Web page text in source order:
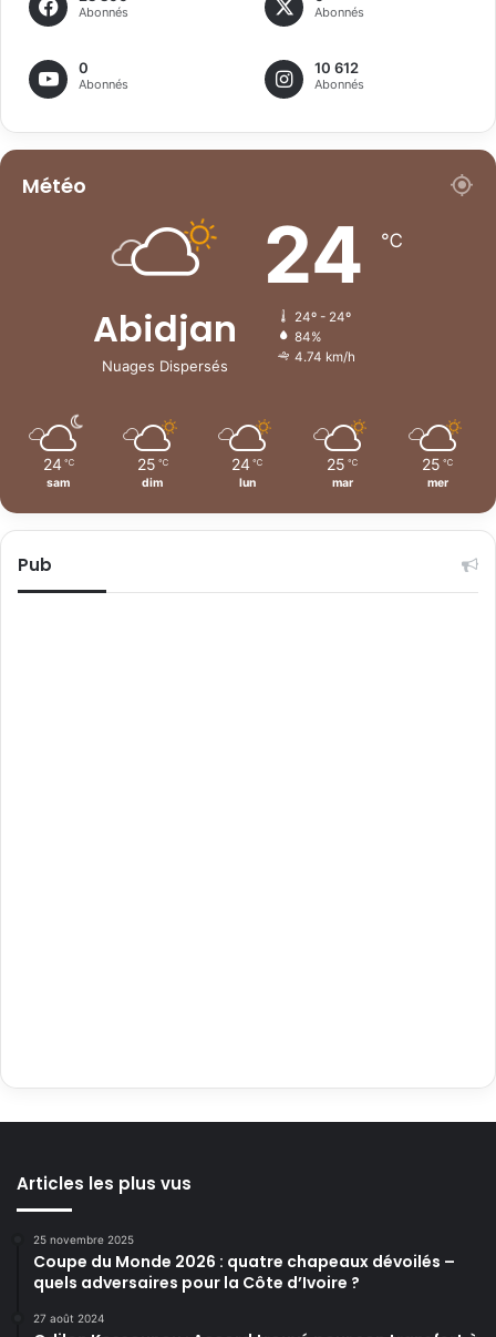
Abonnés Abonnés
0
Abonnés
10 612
Abonnés
Météo
Abidjan
Nuages Dispersés
24 ℃
24º - 24º
84%
4.74 km/h
24 ℃
sam
25 ℃
dim
24 ℃
lun
25 ℃
mar
25 ℃
mer
Pub
Articles les plus vus
25 novembre 2025
Coupe du Monde 2026 : quatre chapeaux dévoilés –
quels adversaires pour la Côte d’Ivoire ?
27 août 2024